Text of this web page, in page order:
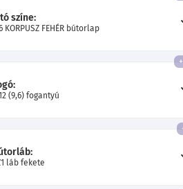
színe:
KORPUSZ FEHÉR bútorlap
(9,6) fogantyú
láb fekete